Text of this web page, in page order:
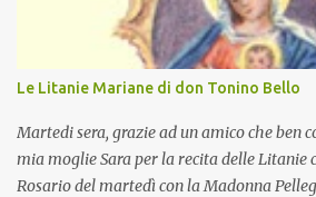
Le Litanie Mariane di don Tonino Bello
Martedi sera, grazie ad un amico che ben
mia moglie Sara per la recita delle Litanie
Rosario del martedì con la Madonna